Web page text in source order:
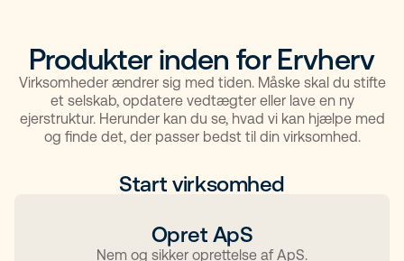
Produkter inden for Ervherv
Virksomheder ændrer sig med tiden. Måske skal du stifte
et selskab, opdatere vedtægter eller lave en ny
ejerstruktur. Herunder kan du se, hvad vi kan hjælpe med
og finde det, der passer bedst til din virksomhed.
Start virksomhed
Opret ApS
Nem og sikker oprettelse af ApS.